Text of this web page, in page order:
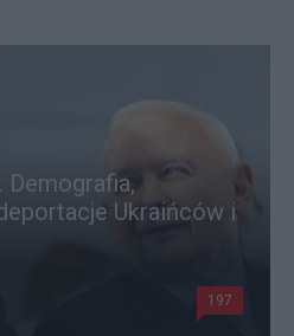
Demografia,
Ukraińców i
197